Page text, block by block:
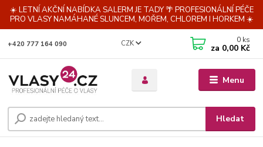
☀️ LETNÍ AKČNÍ NABÍDKA SALERM JE TADY 🌴 PROFESIONÁLNÍ PÉČE
PRO VLASY NAMÁHANÉ SLUNCEM, MOŘEM, CHLOREM I HORKEM ☀️
Menu
CZK
Hledat
+420 777 164 090 0 ks
za 0,00 Kč